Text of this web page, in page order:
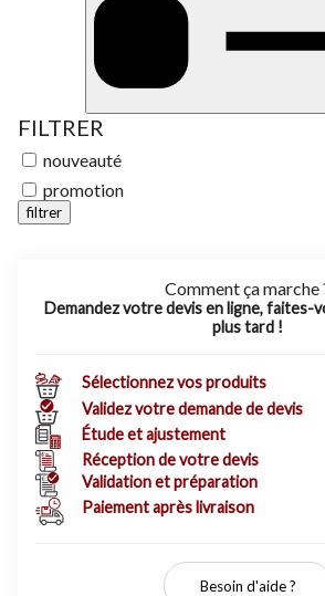
FILTRER
nouveauté
promotion
filtrer
Comment ça marche
Demandez votre devis en ligne, faites-
plus tard !
Sélectionnez vos produits
Validez votre demande de devis
Étude et ajustement
Réception de votre devis
Validation et préparation
Paiement après livraison
Besoin d'aide ?